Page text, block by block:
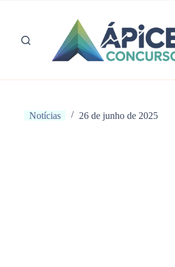
conteúdo
Notícias 26 de junho de 2025